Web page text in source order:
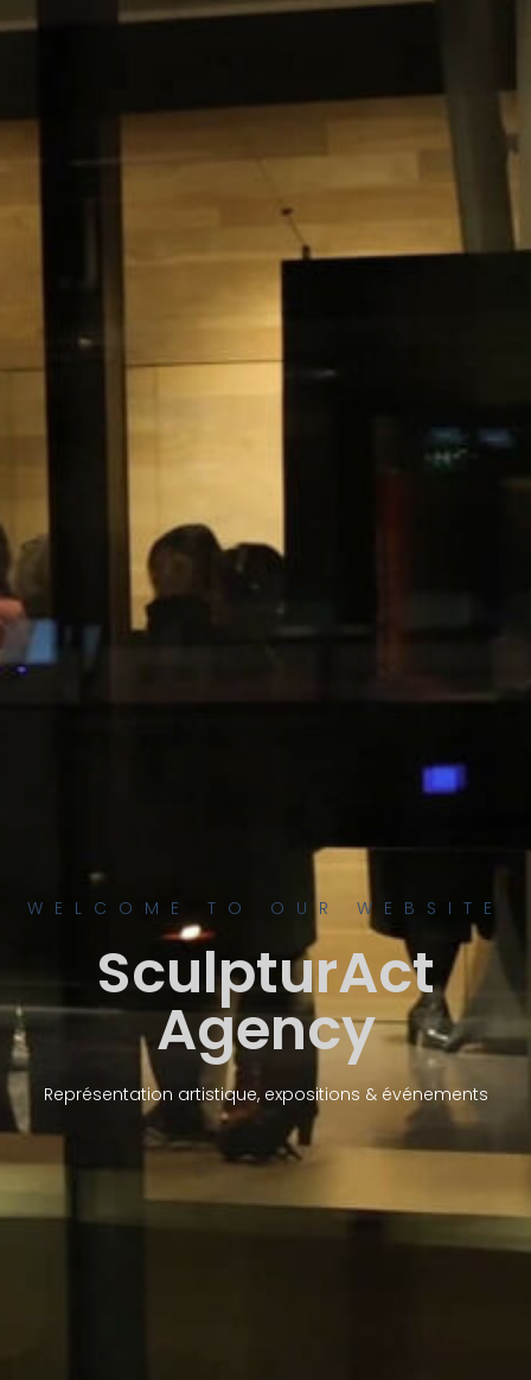
WELCOME TO OUR WEBSITE
SculpturAct
Agency
Représentation artistique, expositions & événements